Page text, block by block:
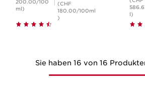
200.00/100
ml)
(CHF
180.00/100ml
)
l)
Sie haben 16 von 16